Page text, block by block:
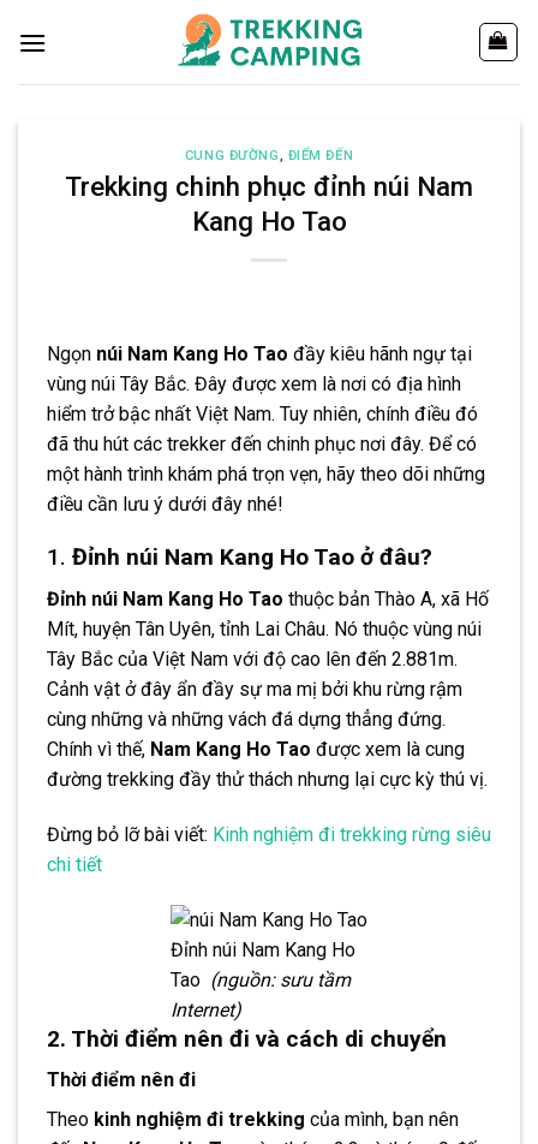
đến
CUNG ĐƯỜNG, ĐIỂM ĐẾN
Trekking chinh phục đỉnh núi Nam
Kang Ho Tao
Ngọn núi Nam Kang Ho Tao đầy kiêu hãnh ngự tại
vùng núi Tây Bắc. Đây được xem là nơi có địa hình
hiểm trở bậc nhất Việt Nam. Tuy nhiên, chính điều đó
đã thu hút các trekker đến chinh phục nơi đây. Để có
một hành trình khám phá trọn vẹn, hãy theo dõi những
điều cần lưu ý dưới đây nhé!
1. Đỉnh núi Nam Kang Ho Tao ở đâu?
Đỉnh núi Nam Kang Ho Tao thuộc bản Thào A, xã Hố
Mít, huyện Tân Uyên, tỉnh Lai Châu. Nó thuộc vùng núi
Tây Bắc của Việt Nam với độ cao lên đến 2.881m.
Cảnh vật ở đây ẩn đầy sự ma mị bởi khu rừng rậm
cùng những và những vách đá dựng thẳng đứng.
Chính vì thế, Nam Kang Ho Tao được xem là cung
đường trekking đầy thử thách nhưng lại cực kỳ thú vị.
Đừng bỏ lỡ bài viết: Kinh nghiệm đi trekking rừng siêu
chi tiết
Đỉnh núi Nam Kang Ho
Tao (nguồn: sưu tầm
Internet)
2. Thời điểm nên đi và cách di chuyển
Thời điểm nên đi
Theo kinh nghiệm đi trekking của mình, bạn nên